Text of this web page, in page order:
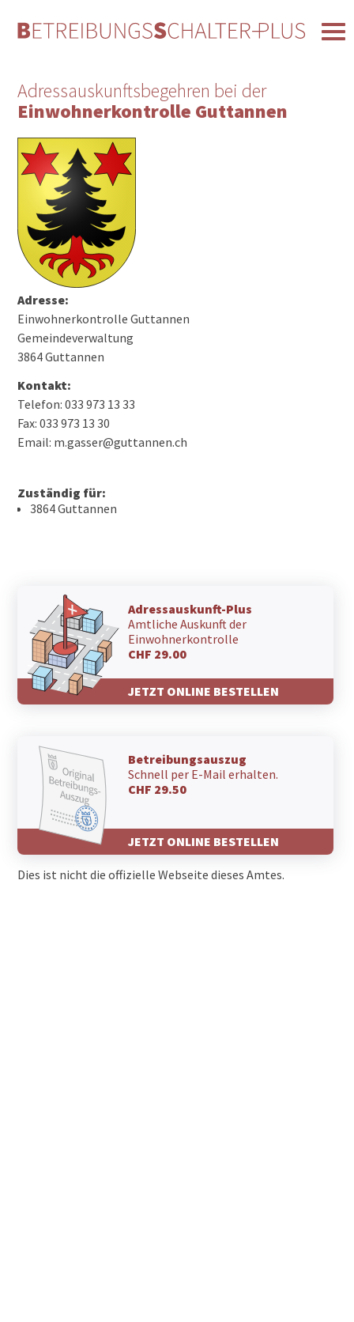
Adressauskunftsbegehren bei der
Einwohnerkontrolle Guttannen
Adresse:
Einwohnerkontrolle Guttannen
Gemeindeverwaltung
3864 Guttannen
Kontakt:
Telefon: 033 973 13 33
Fax: 033 973 13 30
Email: m.gasser@guttannen.ch
Zuständig für:
3864 Guttannen
Adressauskunft-Plus
Amtliche Auskunft der
Einwohnerkontrolle
CHF 29.00
JETZT ONLINE BESTELLEN
Betreibungsauszug
Schnell per E-Mail erhalten.
CHF 29.50
JETZT ONLINE BESTELLEN
Dies ist nicht die offizielle Webseite dieses Amtes.